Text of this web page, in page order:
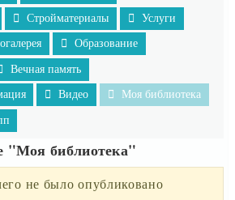
Стройматериалы Услуги
Образование
Вечная память
Видео Моя библиотека
"Моя библиотека"
не было опубликовано